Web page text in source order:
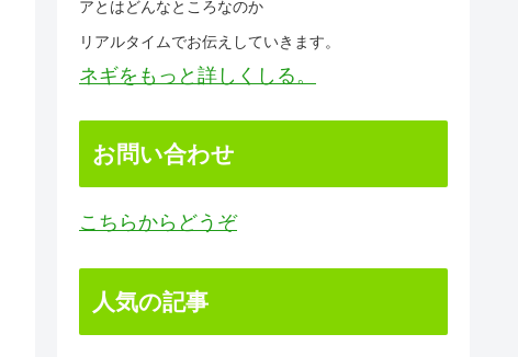
アとはどんなところなのか
リアルタイムでお伝えしていきます。
ネギをもっと詳しくしる。
お問い合わせ
こちらからどうぞ
人気の記事